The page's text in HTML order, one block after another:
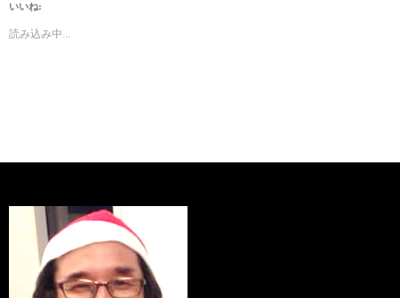
いいね:
読み込み中...